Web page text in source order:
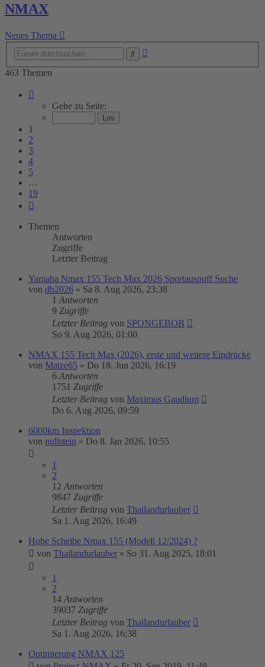
NMAX
Neues Thema
463 Themen
von
Gehe zu Seite:
1
2
3
4
5
…
19
Themen
Antworten
Zugriffe
Letzter Beitrag
Yamaha Nmax 155 Tech Max 2026 Sportauspuff Suche
von db2026 » Sa 8. Aug 2026, 23:38
1 Antworten
9 Zugriffe
Letzter Beitrag von SPONGEBOB
So 9. Aug 2026, 01:00
NMAX 155 Tech Max (2026), erste und weitere Eindrücke
von Matze65 » Do 18. Jun 2026, 16:19
6 Antworten
1751 Zugriffe
Letzter Beitrag von Maximus Gaudium
Do 6. Aug 2026, 09:59
6000km Inspektion
von nullstein » Do 8. Jan 2026, 10:55
1
2
12 Antworten
9847 Zugriffe
Letzter Beitrag von Thailandurlauber
Sa 1. Aug 2026, 16:49
Hohe Scheibe Nmax 155 (Modell 12/2024) ?
von Thailandurlauber » So 31. Aug 2025, 18:01
1
2
14 Antworten
39037 Zugriffe
Letzter Beitrag von Thailandurlauber
Sa 1. Aug 2026, 16:38
Optimierung NMAX 125